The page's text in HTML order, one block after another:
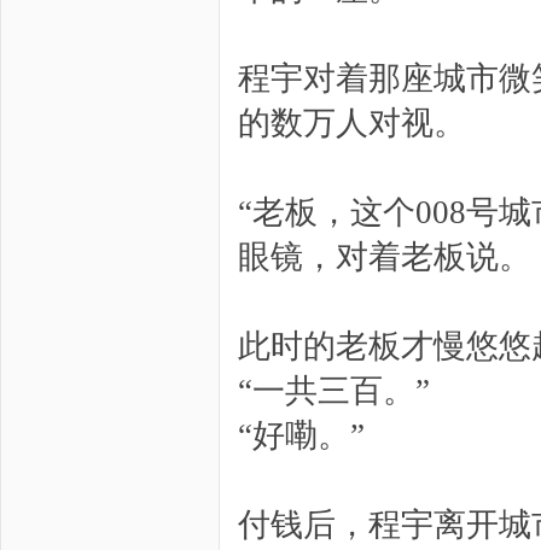
程宇对着那座城市
的数万人对视。
“老板，这个008号
眼镜，对着老板说。
此时的老板才慢悠
“一共三百。”
“好嘞。”
付钱后，程宇离开